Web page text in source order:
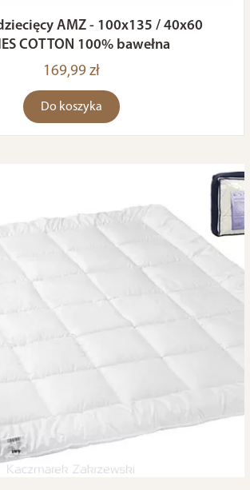
AMZ - 100x135 / 40x60
COTTON 100% bawełna
169,99 zł
Do koszyka